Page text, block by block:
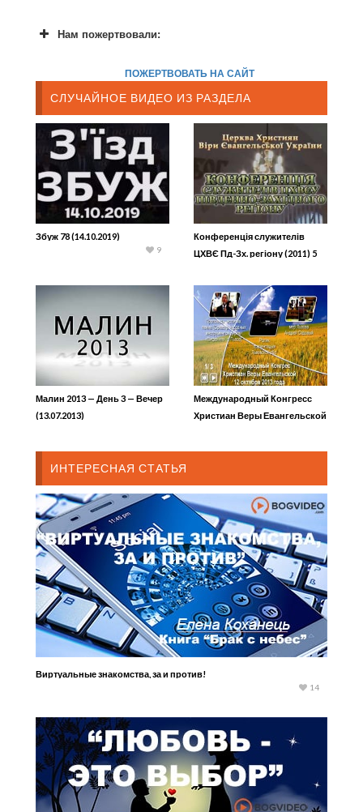
Нам пожертвовали:
ПОЖЕРТВОВАТЬ НА САЙТ
СЛУЧАЙНОЕ ВИДЕО ИЗ РАЗДЕЛА
Збуж 78 (14.10.2019)
9
Конференція служителів
ЦХВЄ Пд-Зх. регіону (2011) 5
Малин 2013 — День 3 — Вечер
(13.07.2013)
Международный Конгресс
Христиан Веры Евангельской
ИНТЕРЕСНАЯ СТАТЬЯ
Виртуальные знакомства, за и против!
14